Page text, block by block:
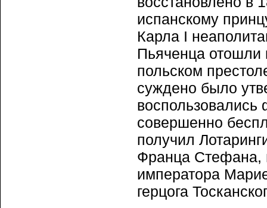
испанскому
Карла I
Пьяченца отошли
польском
суждено было
совершенно
получил
Франца Стефана,
императора
герцога